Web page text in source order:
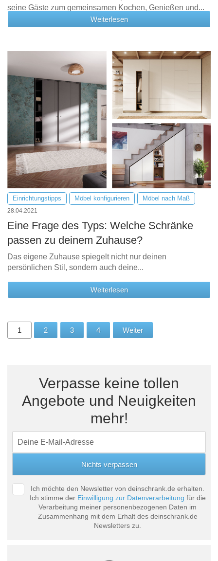
seine Gäste zum gemeinsamen Kochen, Genießen und...
Weiterlesen
Einrichtungstipps Möbel konfigurieren Möbel nach Maß
28.04.2021
Eine Frage des Typs: Welche Schränke
passen zu deinem Zuhause?
Das eigene Zuhause spiegelt nicht nur deinen
persönlichen Stil, sondern auch deine...
Weiterlesen
1 2 3 4 Weiter
Verpasse keine tollen
Angebote und Neuigkeiten
mehr!
Ich möchte den Newsletter von deinschrank.de erhalten.
Ich stimme der Einwilligung zur Datenverarbeitung für die
Verarbeitung meiner personenbezogenen Daten im
Zusammenhang mit dem Erhalt des deinschrank.de
Newsletters zu.